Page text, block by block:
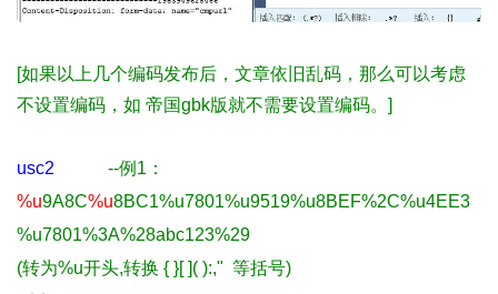
[如果以上几个编码发布后，文章依旧乱码，那么可以考虑
不设置编码，如 帝国gbk版就不需要设置编码。]
usc2 --例1：
%u9A8C%u8BC1%u7801%u9519%u8BEF%2C%u4EE3
%u7801%3A%28abc123%29
(转为%u开头,转换 { }[ ]( ):," 等括号)